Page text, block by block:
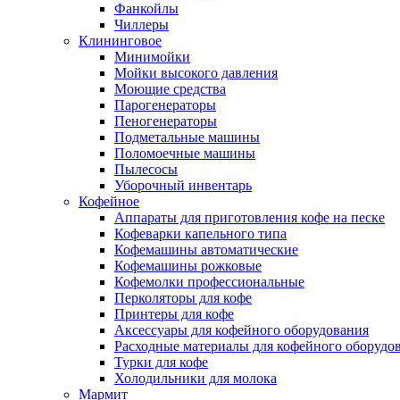
Фанкойлы
Чиллеры
Клининговое
Минимойки
Мойки высокого давления
Моющие средства
Парогенераторы
Пеногенераторы
Подметальные машины
Поломоечные машины
Пылесосы
Уборочный инвентарь
Кофейное
Аппараты для приготовления кофе на песке
Кофеварки капельного типа
Кофемашины автоматические
Кофемашины рожковые
Кофемолки профессиональные
Перколяторы для кофе
Принтеры для кофе
Аксессуары для кофейного оборудования
Расходные материалы для кофейного
Турки для кофе
Холодильники для молока
Мармит